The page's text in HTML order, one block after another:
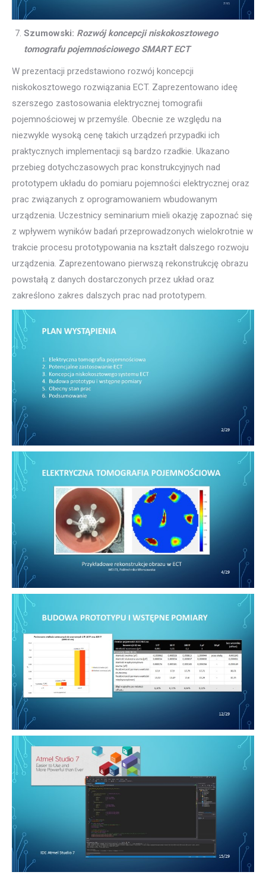
Szumowski: Rozwój koncepcji niskokosztowego
tomografu pojemnościowego SMART ECT
W prezentacji przedstawiono rozwój koncepcji
niskokosztowego rozwiązania ECT. Zaprezentowano ideę
szerszego zastosowania elektrycznej tomografii
pojemnościowej w przemyśle. Obecnie ze względu na
niezwykle wysoką cenę takich urządzeń przypadki ich
praktycznych implementacji są bardzo rzadkie. Ukazano
przebieg dotychczasowych prac konstrukcyjnych nad
prototypem układu do pomiaru pojemności elektrycznej oraz
prac związanych z oprogramowaniem wbudowanym
urządzenia. Uczestnicy seminarium mieli okazję zapoznać się
z wpływem wyników badań przeprowadzonych wielokrotnie w
trakcie procesu prototypowania na kształt dalszego rozwoju
urządzenia. Zaprezentowano pierwszą rekonstrukcję obrazu
powstałą z danych dostarczonych przez układ oraz
zakreślono zakres dalszych prac nad prototypem.